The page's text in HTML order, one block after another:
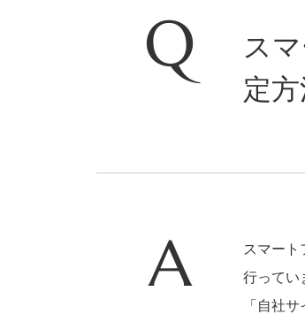
ス
定
スマート
行ってい
「自社